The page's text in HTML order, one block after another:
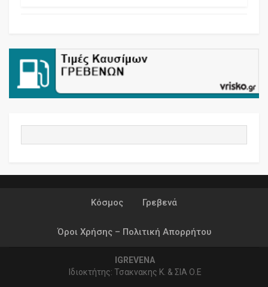
Κόσμος Γρεβενά
Όροι Χρήσης – Πολιτική Απορρήτου
IGREVENA
Ιδιοκτήτης: Τσακνακης Κ. & ΣΙΑ Ο.Ε